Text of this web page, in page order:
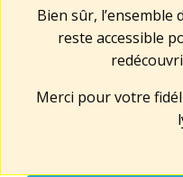
Bien sûr, l’ensemble
reste accessible
Merci pour votre